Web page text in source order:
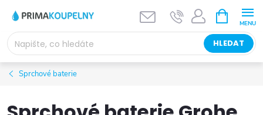
obsah
HLEDAT
NÁKUPNÍ
KOŠÍK
Sprchové baterie